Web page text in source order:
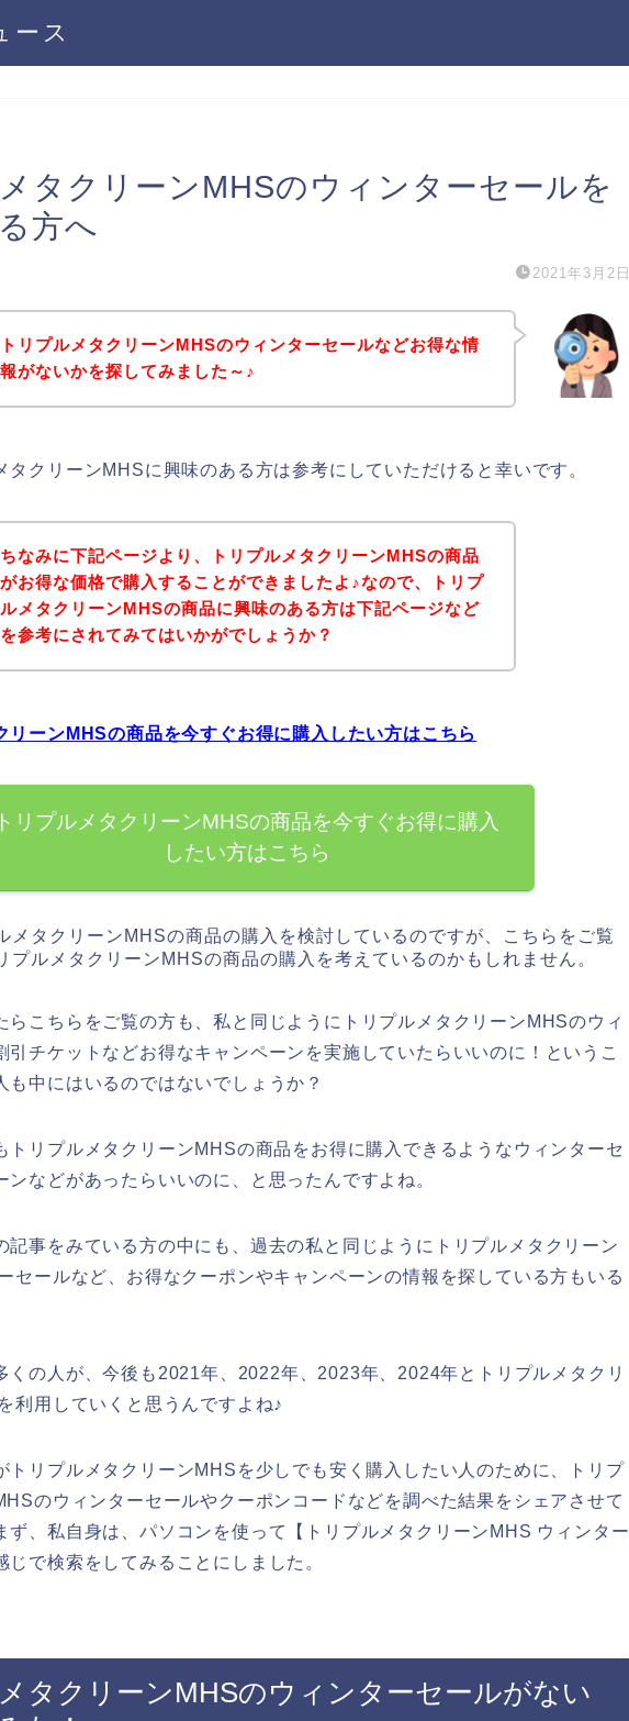
ース
タクリーンMHSのウィンターセールを
方へ
2021年3月2日
トリプルメタクリーンMHSのウィンターセールなどお得な情
報がないかを探してみました～♪
タクリーンMHSに興味のある方は参考にしていただけると幸いです。
ちなみに下記ページより、トリプルメタクリーンMHSの商品
がお得な価格で購入することができましたよ♪なので、トリプ
ルメタクリーンMHSの商品に興味のある方は下記ページなど
を参考にされてみてはいかがでしょうか？
リーンMHSの商品を今すぐお得に購入したい方はこちら
トリプルメタクリーンMHSの商品を今すぐお得に購入
したい方はこちら
メタクリーンMHSの商品の購入を検討しているのですが、こちらをご覧
プルメタクリーンMHSの商品の購入を考えているのかもしれません。
らこちらをご覧の方も、私と同じようにトリプルメタクリーンMHSのウィ
引チケットなどお得なキャンペーンを実施していたらいいのに！というこ
も中にはいるのではないでしょうか？
トリプルメタクリーンMHSの商品をお得に購入できるようなウィンターセ
ンなどがあったらいいのに、と思ったんですよね。
記事をみている方の中にも、過去の私と同じようにトリプルメタクリーン
セールなど、お得なクーポンやキャンペーンの情報を探している方もいる
くの人が、今後も2021年、2022年、2023年、2024年とトリプルメタクリ
利用していくと思うんですよね♪
トリプルメタクリーンMHSを少しでも安く購入したい人のために、トリプ
のウィンターセールやクーポンコードなどを調べた結果をシェアさせて
ず、私自身は、パソコンを使って【トリプルメタクリーンMHS ウィンター
じで検索をしてみることにしました。
タクリーンMHSのウィンターセールがない